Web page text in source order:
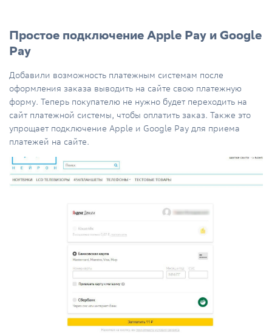
Простое подключение Apple Pay и Google
Pay
Добавили возможность платежным системам после
оформления заказа выводить на сайте свою платежную
форму. Теперь покупателю не нужно будет переходить на
сайт платежной системы, чтобы оплатить заказ. Также это
упрощает подключение Apple и Google Pay для приема
платежей на сайте.